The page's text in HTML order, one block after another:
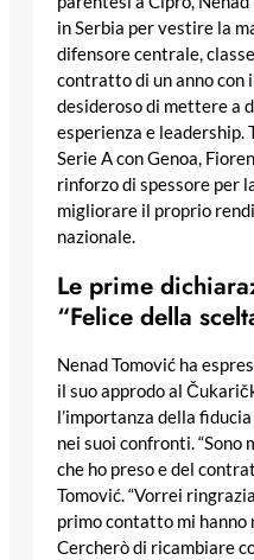
in Serbia per vestire la
difensore centrale,
contratto di un anno con
desideroso di mettere a
esperienza e leadership.
Serie A con Genoa,
rinforzo di spessore per
migliorare il proprio
nazionale.
Le prime
“Felice della
Nenad Tomović ha
il suo approdo al
l’importanza della
nei suoi confronti.
che ho preso e del
Tomović. “Vorrei
primo contatto mi
Cercherò di ricambiare